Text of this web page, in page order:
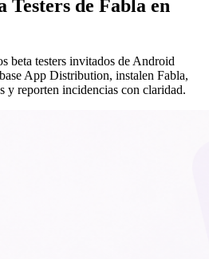
de Fabla en
beta testers invitados de Android
App Distribution, instalen Fabla,
y reporten incidencias con claridad.